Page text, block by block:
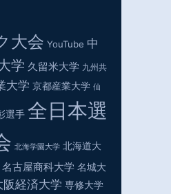
大会 YouTube 中
学 久留米大学 九州共
大学 京都産業大学 仙
選手 全日本選
北海学園大学 北海道大
名古屋商科大学 名城大
阪経済大学 専修大学